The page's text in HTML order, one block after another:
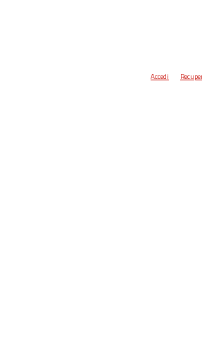
Accedi